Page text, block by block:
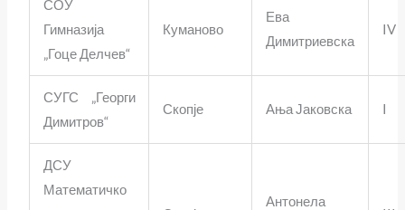
СОУ
Гимназија
„Гоце Делчев“
Куманово
Ева
Димитриевска
IV
СУГС „Георги
Димитров“
Скопје Ања Јаковска I
ДСУ
Математичко
Антонела